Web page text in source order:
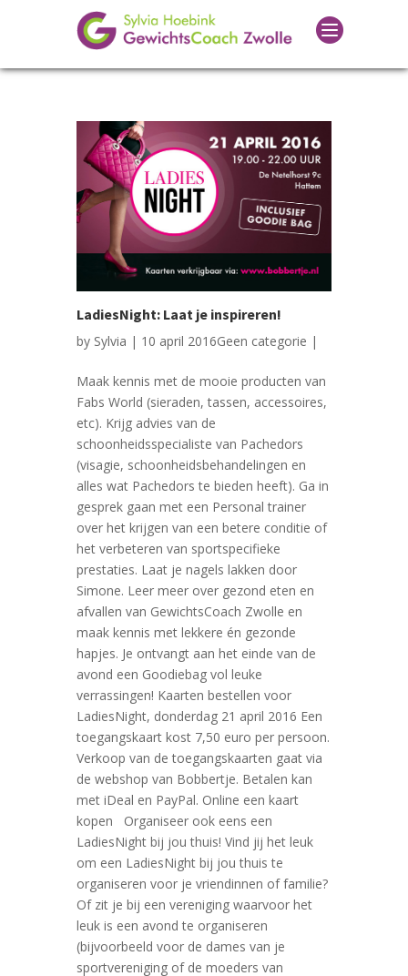
LadiesNight: Laat je inspireren!
by Sylvia | 10 april 2016Geen categorie |
Maak kennis met de mooie producten van
Fabs World (sieraden, tassen, accessoires,
etc). Krijg advies van de
schoonheidsspecialiste van Pachedors
(visagie, schoonheidsbehandelingen en
alles wat Pachedors te bieden heeft). Ga in
gesprek gaan met een Personal trainer
over het krijgen van een betere conditie of
het verbeteren van sportspecifieke
prestaties. Laat je nagels lakken door
Simone. Leer meer over gezond eten en
afvallen van GewichtsCoach Zwolle en
maak kennis met lekkere én gezonde
hapjes. Je ontvangt aan het einde van de
avond een Goodiebag vol leuke
verrassingen! Kaarten bestellen voor
LadiesNight, donderdag 21 april 2016 Een
toegangskaart kost 7,50 euro per persoon.
Verkoop van de toegangskaarten gaat via
de webshop van Bobbertje. Betalen kan
met iDeal en PayPal. Online een kaart
kopen Organiseer ook eens een
LadiesNight bij jou thuis! Vind jij het leuk
om een LadiesNight bij jou thuis te
organiseren voor je vriendinnen of familie?
Of zit je bij een vereniging waarvoor het
leuk is een avond te organiseren
(bijvoorbeeld voor de dames van je
sportvereniging of de moeders van